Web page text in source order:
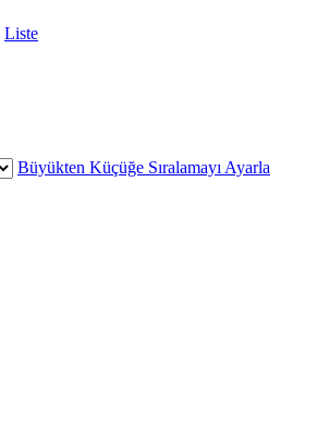
Liste
Büyükten Küçüğe Sıralamayı Ayarla